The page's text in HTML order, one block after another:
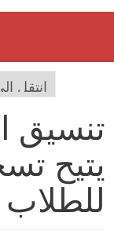
تنسيق
يتيح
للطلاب